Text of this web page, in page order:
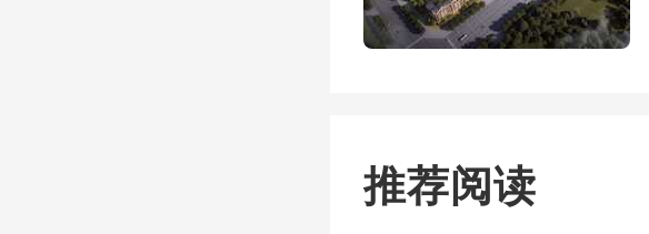
（四）探索土
地手续但不纳
推荐阅读